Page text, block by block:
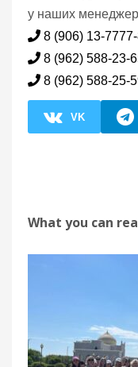
у наших
8 (906) 13-
8 (962) 588-23-
8 (962) 588-25-
VK
What you can